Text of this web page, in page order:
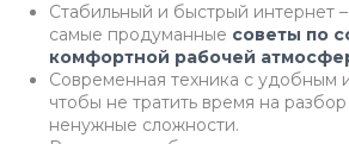
Стабильный и быстрый интернет
самые продуманные советы по
комфортной рабочей
Современная техника с удобным
чтобы не тратить время на
ненужные сложности.